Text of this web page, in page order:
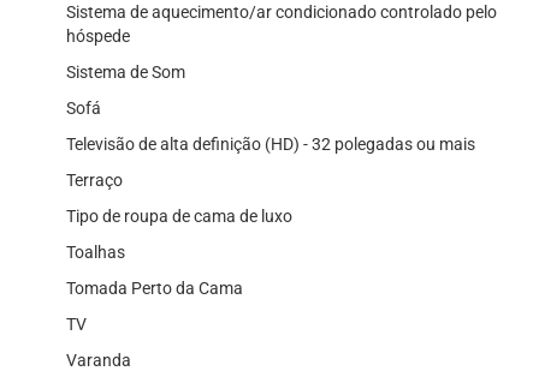
Sistema de aquecimento/ar condicionado controlado pelo
hóspede
Sistema de Som
Sofá
Televisão de alta definição (HD) - 32 polegadas ou mais
Terraço
Tipo de roupa de cama de luxo
Toalhas
Tomada Perto da Cama
TV
Varanda